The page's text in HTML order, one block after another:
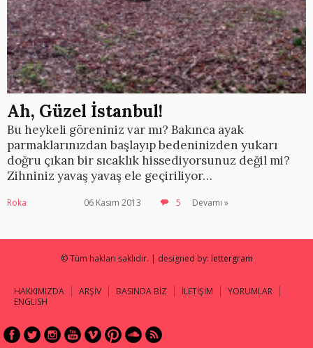
Ah, Güzel İstanbul!
Bu heykeli göreniniz var mı? Bakınca ayak
parmaklarınızdan başlayıp bedeninizden yukarı
doğru çıkan bir sıcaklık hissediyorsunuz değil mi?
Zihniniz yavaş yavaş ele geçiriliyor…
Roka 06 Kasım 2013 5 Devamı »
© Tüm hakları saklıdır. | designed by: lettergram
HAKKIMIZDA ARŞİV BASINDA BİZ İLETİŞİM
YORUMLAR
ENGLISH